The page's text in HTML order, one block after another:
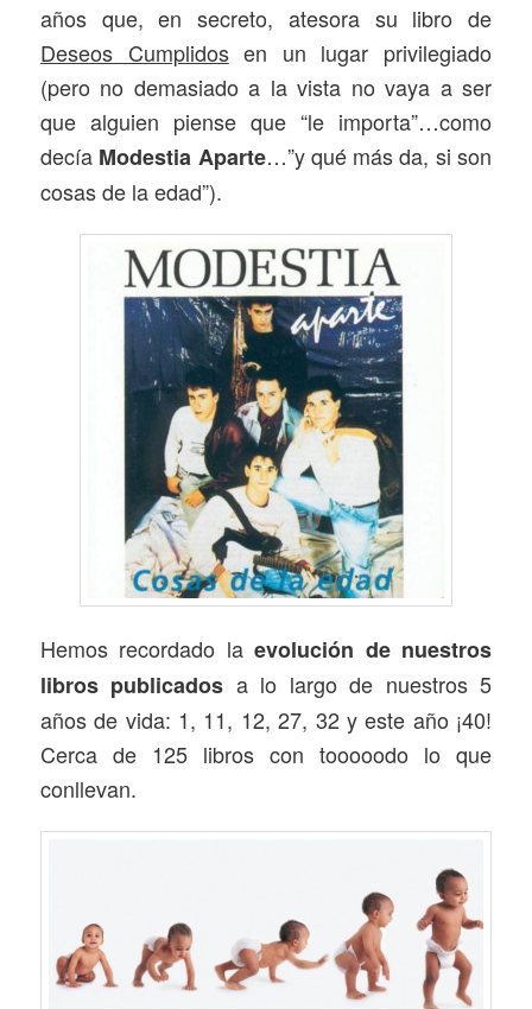
años que, en secreto, atesora su libro de
Deseos Cumplidosen un lugar privilegiado
(pero no demasiado a la vista no vaya a ser
que alguien piense que “le importa”…como
decía Modestia Aparte…”y qué más da, si son
cosas de la edad”).
Hemos recordado laevolución de nuestros
libros publicados a lo largo de nuestros 5
años de vida: 1, 11, 12, 27, 32 y este año ¡40!
Cerca de 125 libros con tooooodo lo que
conllevan.